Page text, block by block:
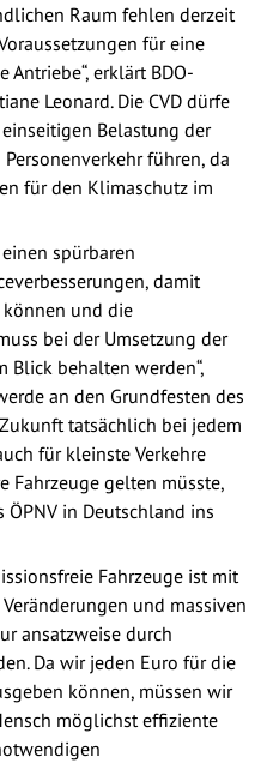
Raum fehlen derzeit
für eine
erklärt BDO-
Leonard. Die CVD dürfe
Belastung der
führen, da
für den Klimaschutz im
spürbaren
damit
und die
bei der Umsetzung der
Blick behalten werden“,
an den Grundfesten des
tatsächlich bei jedem
für kleinste Verkehre
Fahrzeuge gelten müsste,
in Deutschland ins
Fahrzeuge ist mit
und massiven
ansatzweise durch
Da wir jeden Euro für die
können, müssen wir
möglichst effiziente